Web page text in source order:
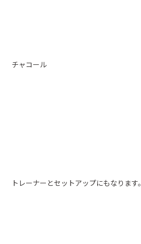
チャコール
トレーナーとセットアップにもなります。